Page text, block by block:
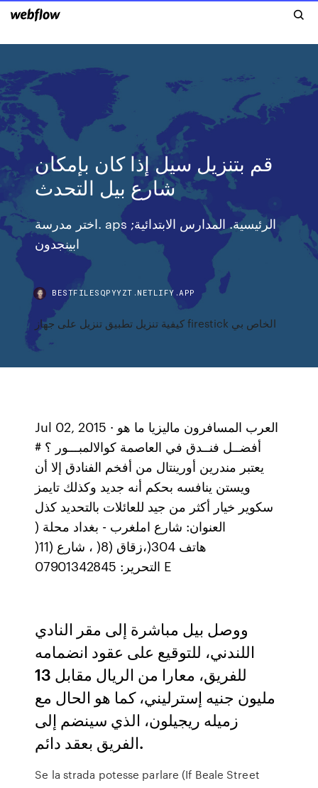
قم بتنزيل سيل إذا كان بإمكان
شارع بيل التحدث
اختر مدرسة. aps الرئيسية. المدارس الابتدائية;
ابينجدون
BESTFILESQPYYZT.NETLIFY.APP
كيفية تنزيل تطبيق تنزيل على جهاز firestick الخاص بي
Jul 02, 2015 · العرب المسافرون ماليزيا ما هو
أفضــل فنــدق في العاصمة كوالالمبـــور ؟ #
يعتبر مندرين أورينتال من أفخم الفنادق إلا أن
ويستن ينافسه بحكم أنه جديد وكذلك تايمز
سكوير خيار أكثر من جيد للعائلات بالتحديد كذل
‫العنوان‪ :‬شارع املغرب ‪ -‬بغداد‬ ‫محلة (‪
،)304‬زقاق (‪ ، )8‬شارع (‪)11‬‬ ‫هاتف
التحرير‪07901342845 :‬‬ ‫‪E
ووصل بيل مباشرة إلى مقر النادي
اللندني، للتوقيع على عقود انضمامه
للفريق، معارا من الريال مقابل 13
مليون جنيه إسترليني، كما هو الحال مع
زميله ريجيلون، الذي سينضم إلى
الفريق بعقد دائم.
Se la strada potesse parlare (If Beale Street